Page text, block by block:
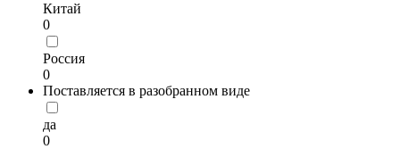
Китай
0
Россия
0
Поставляется в разобранном виде
да
0